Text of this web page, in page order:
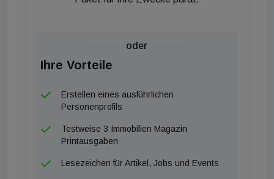
Felix Heun, Turner & Townsend
Isabel Liebl, Sachverständige für
Immobilienbewertung, Reinberg & Partner
Martina Gruber, Senior Partner, Fortuna REAL
oder
Ihre Vorteile
Erstellen eines ausführlichen
Personenprofils
Testweise 3 Immobilien Magazin
Printausgaben
Lesezeichen für Artikel, Jobs und Events